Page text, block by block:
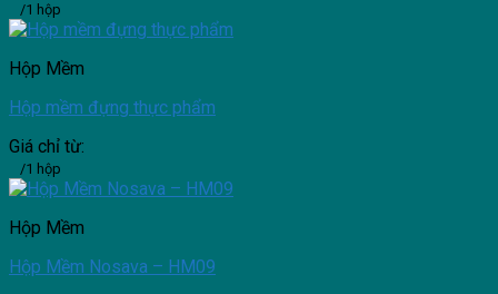
/1 hộp
Hộp Mềm
Hộp mềm đựng thực phẩm
Giá chỉ từ:
/1 hộp
Hộp Mềm
Hộp Mềm Nosava – HM09